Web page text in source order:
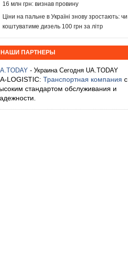
16 млн грн: визнав провину
Ціни на пальне в Україні знову зростають: чи
коштуватиме дизель 100 грн за літр
НАШИ ПАРТНЕРЫ
- Украина Сегодня UA.TODAY
LOGISTIC: Транспортная компания с
стандартом обслуживания и